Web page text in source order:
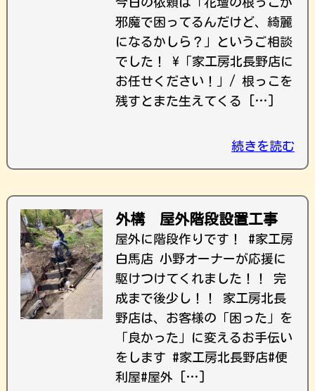
邪魔で困ってるんだけど、綺麗
になるかしら？」というご相談
でした！ \「家工房北長野店に
お任せください！」/ 根っこを
残すとまた生えてくる […]
続きを読む
外構 屋外階段設置工事
屋外に階段作りです！ #家工房
白馬店 小野オーナーが応援に
駆けつけてくれました！！ 完
成まで後少し！！ 家工房北長
野店は、お客様の「困った」を
「良かった」に変えるお手伝い
をします #家工房北長野店#便
利屋#屋外 […]